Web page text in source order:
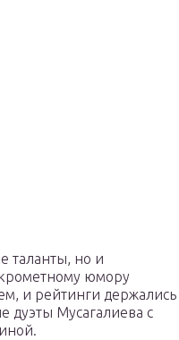
таланты, но и
юмору
и рейтинги держались
дуэты Мусагалиева с